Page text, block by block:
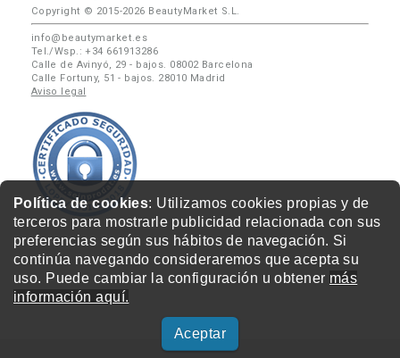
Política de cookies: Utilizamos cookies propias y de
terceros para mostrarle publicidad relacionada con sus
preferencias según sus hábitos de navegación. Si
continúa navegando consideraremos que acepta su
uso. Puede cambiar la configuración u obtener más
información aquí.
Aceptar
Copyright © 2015-2026 BeautyMarket S.L.
info@beautymarket.es
Tel./Wsp.: +34 661913286
Calle de Avinyó, 29 - bajos. 08002 Barcelona
Calle Fortuny, 51 - bajos. 28010 Madrid
Aviso legal